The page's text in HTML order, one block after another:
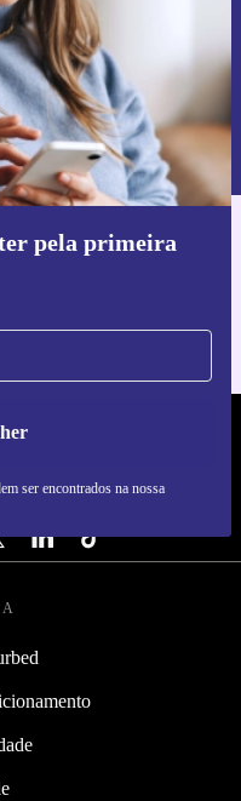
pela primeira
ser encontrados na nossa
podem ser encontrados na
app refurbed
RETHINK NEW.